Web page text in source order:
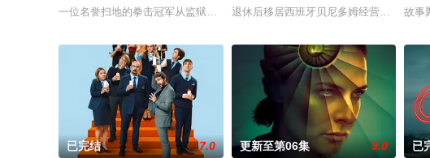
一位名誉扫地的拳击冠军从监狱获释，返回伦敦，对背叛他的犯罪家族进行报
退休后移居西班牙贝尼多姆经营酒吧的英
故事
已完结 7.0 更新至第06集 9.0 已